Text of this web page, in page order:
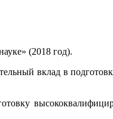
(2018 год).
вклад в